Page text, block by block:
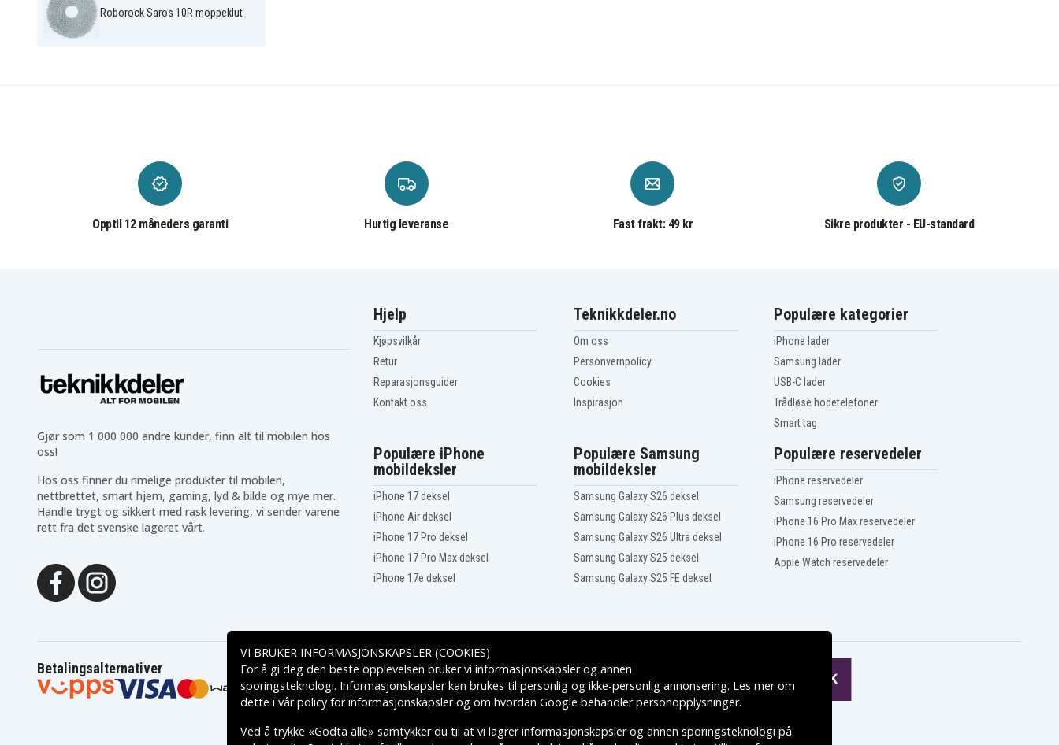
Roborock Saros 10R moppeklut
Opptil 12 måneders garanti Hurtig leveranse Fast frakt: 49 kr Sikre produkter - EU-standard
Gjør som 1 000 000 andre kunder, finn alt til mobilen hos
oss!
Hos oss finner du rimelige produkter til mobilen,
nettbrettet, smart hjem, gaming, lyd & bilde og mye mer.
Handle trygt og sikkert med rask levering, vi sender varene
rett fra det svenske lageret vårt.
Hjelp
Kjøpsvilkår
Retur
Reparasjonsguider
Kontakt oss
Teknikkdeler.no
Om oss
Personvernpolicy
Cookies
Inspirasjon
Populære kategorier
iPhone lader
Samsung lader
USB-C lader
Trådløse hodetelefoner
Smart tag
Populære iPhone
mobildeksler
iPhone 17 deksel
iPhone Air deksel
iPhone 17 Pro deksel
iPhone 17 Pro Max deksel
iPhone 17e deksel
Populære Samsung
mobildeksler
Samsung Galaxy S26 deksel
Samsung Galaxy S26 Plus deksel
Samsung Galaxy S26 Ultra deksel
Samsung Galaxy S25 deksel
Samsung Galaxy S25 FE deksel
Populære reservedeler
iPhone reservedeler
Samsung reservedeler
iPhone 16 Pro Max reservedeler
iPhone 16 Pro reservedeler
Apple Watch reservedeler
Betalingsalternativer Leveringsalternativer
VI BRUKER INFORMASJONSKAPSLER (COOKIES)
For å gi deg den beste opplevelsen bruker vi informasjonskapsler og annen
sporingsteknologi. Informasjonskapsler kan brukes til personlig og ikke-personlig annonsering. Les mer om
dette i vårpolicy for informasjonskapslerog om hvordan Google behandler personopplysninger.
Ved å trykke «Godta alle» samtykker du til at vi lagrer informasjonskapsler og annen sporingsteknologi på